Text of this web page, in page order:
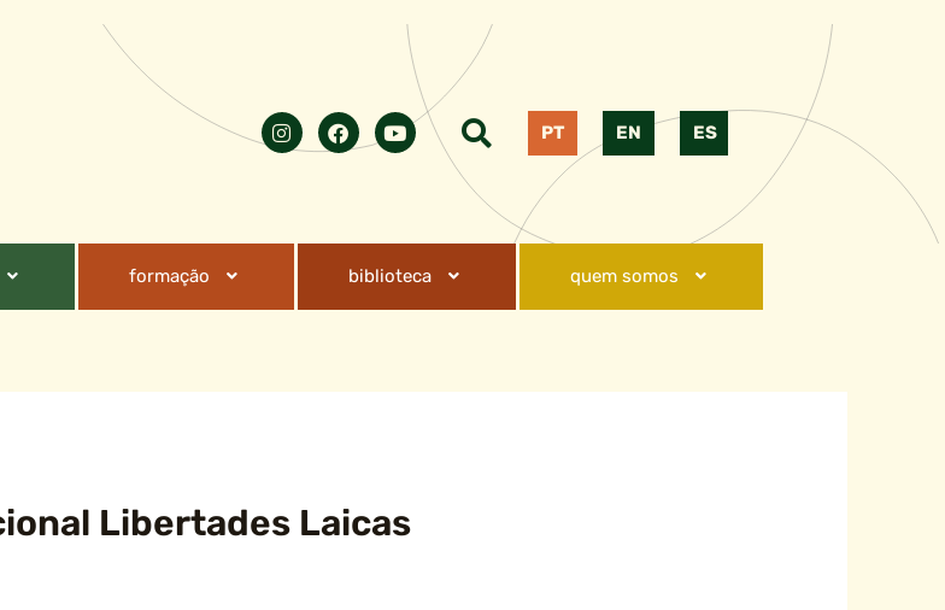
PT EN ES
formação biblioteca quem somos
Libertades Laicas